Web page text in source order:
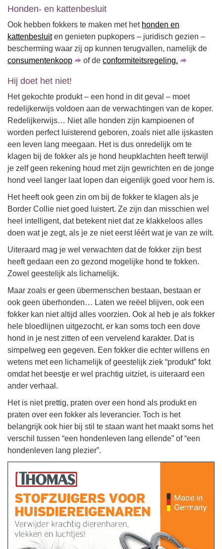
Honden- en kattenbesluit
Ook hebben fokkers te maken met het honden en
kattenbesluiten genieten pupkopers – juridisch gezien –
bescherming waar zij op kunnen terugvallen, namelijk de
consumentenkoop
of de conformiteitsregeling.
Hij doet het niet!
Het gekochte produkt – een hond in dit geval – moet
redelijkerwijs voldoen aan de verwachtingen van de koper.
Redelijkerwijs… Niet alle honden zijn kampioenen of
worden perfect luisterend geboren, zoals niet alle ijskasten
een leven lang meegaan. Het is dus onredelijk om te
klagen bij de fokker als je hond heupklachten heeft terwijl
je zelf geen rekening houd met zijn gewrichten en de jonge
hond veel langer laat lopen dan eigenlijk goed voor hem is.
Het heeft ook geen zin om bij de fokker te klagen als je
Border Collie niet goed luistert. Ze zijn dan misschien wel
heel intelligent, dat betekent niet dat ze klakkeloos alles
doen wat je zegt, als je ze niet eerst léért wat je van ze wilt.
Uiteraard mag je wel verwachten dat de fokker zijn best
heeft gedaan een zo gezond mogelijke hond te fokken.
Zowel geestelijk als lichamelijk.
Maar zoals er geen übermenschen bestaan, bestaan er
ook geen überhonden… Laten we reëel blijven, ook een
fokker kan niet altijd alles voorzien. Ook al heb je als fokker
hele bloedlijnen uitgezocht, er kan soms toch een dove
hond in je nest zitten of een vervelend karakter. Dat is
simpelweg een gegeven. Een fokker die echter willens en
wetens met een lichamelijk of geestelijk ziek “produkt” fokt
omdat het beestje er wel prachtig uitziet, is uiteraard een
ander verhaal.
Het is niet prettig, praten over een hond als produkt en
praten over een fokker als leverancier. Toch is het
belangrijk ook hier bij stil te staan want het maakt soms het
verschil tussen “een hondenleven lang ellende” of “een
hondenleven lang plezier”.